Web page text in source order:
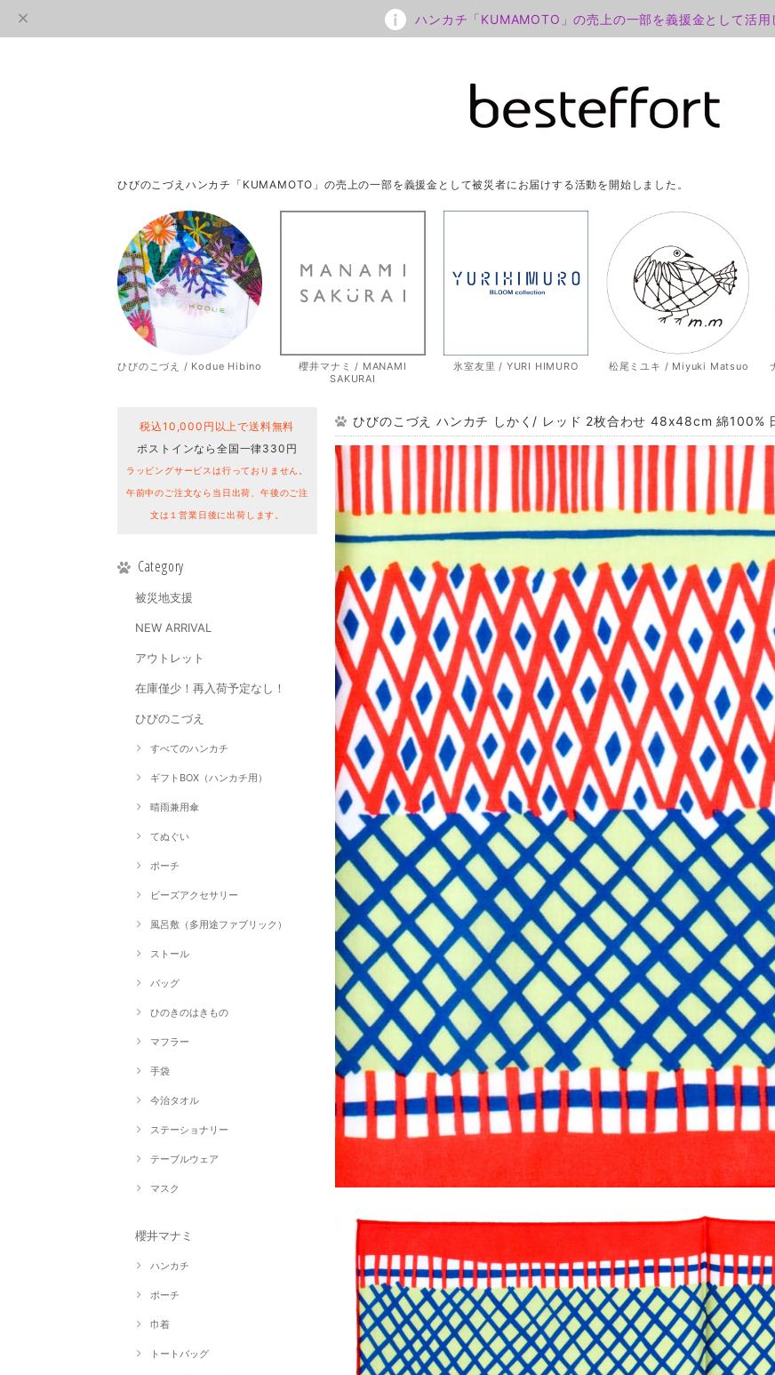
ハンカチ「KUMAMOTO」の売上の一部を義援金として活用
ひびのこづえハンカチ「KUMAMOTO」の売上の一部を義援金として被災者にお届けする活動を開始しました。
ひびのこづえ / Kodue Hibino
櫻井マナミ / MANAMI
SAKURAI
氷室友里 / YURI HIMURO 松尾ミユキ / Miyuki Matsuo
税込10,000円以上で送料無料
ポストインなら全国一律330円
ラッピングサービスは行っておりません。
午前中のご注文なら当日出荷、午後のご注
文は１営業日後に出荷します。
Category
被災地支援
NEW ARRIVAL
アウトレット
在庫僅少！再入荷予定なし！
ひびのこづえ
すべてのハンカチ
ギフトBOX（ハンカチ用）
晴雨兼用傘
てぬぐい
ポーチ
ビーズアクセサリー
風呂敷（多用途ファブリック）
ストール
バッグ
ひのきのはきもの
マフラー
手袋
今治タオル
ステーショナリー
テーブルウェア
マスク
櫻井マナミ
ハンカチ
ポーチ
巾着
トートバッグ
ひびのこづえ ハンカチ しかく/ レッド 2枚合わせ 48x48cm 綿100%